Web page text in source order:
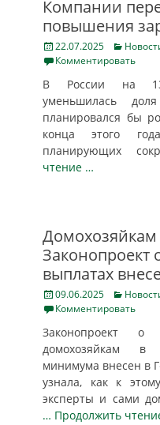
Компании
повышения
Posted
on
22.07.2025 Categories
Комментировать
В России на 13
уменьшилась
планировался бы
конца этого
планирующих
чтение …
Домохозяйкам
Законопроект
выплатах
Posted
on
09.06.2025 Categories
Комментировать
Законопроект о
домохозяйкам в
минимума внесен в
узнала, как к
эксперты и сами
… Продолжить